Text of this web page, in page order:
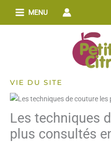
MENU
VIE DU SITE
Les techniques
plus consultés